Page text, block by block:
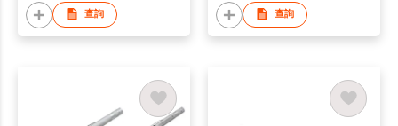
查詢 查詢